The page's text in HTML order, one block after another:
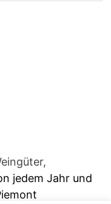
jedem Jahr und